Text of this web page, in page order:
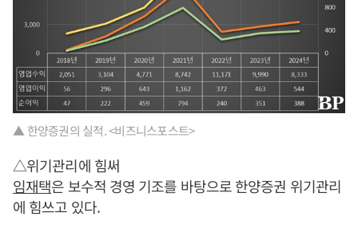
▲ 한양증권의 실적. <비즈니스포스트>
△위기관리에 힘써
임재택은 보수적 경영 기조를 바탕으로 한양증권 위기관리
에 힘쓰고 있다.